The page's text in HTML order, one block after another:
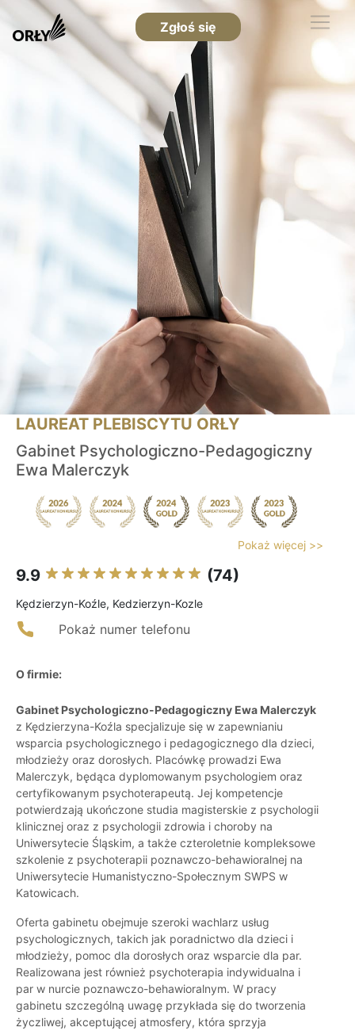
Zgłoś się
LAUREAT PLEBISCYTU ORŁY
Gabinet Psychologiczno-Pedagogiczny
Ewa Malerczyk
Pokaż więcej >>
9.9 (74)
Kędzierzyn-Koźle, Kedzierzyn-Kozle
Pokaż numer telefonu
O firmie:
Gabinet Psychologiczno-Pedagogiczny Ewa Malerczyk
z Kędzierzyna-Koźla specjalizuje się w zapewnianiu
wsparcia psychologicznego i pedagogicznego dla dzieci,
młodzieży oraz dorosłych. Placówkę prowadzi Ewa
Malerczyk, będąca dyplomowanym psychologiem oraz
certyfikowanym psychoterapeutą. Jej kompetencje
potwierdzają ukończone studia magisterskie z psychologii
klinicznej oraz z psychologii zdrowia i choroby na
Uniwersytecie Śląskim, a także czteroletnie kompleksowe
szkolenie z psychoterapii poznawczo-behawioralnej na
Uniwersytecie Humanistyczno-Społecznym SWPS w
Katowicach.
Oferta gabinetu obejmuje szeroki wachlarz usług
psychologicznych, takich jak poradnictwo dla dzieci i
młodzieży, pomoc dla dorosłych oraz wsparcie dla par.
Realizowana jest również psychoterapia indywidualna i
par w nurcie poznawczo-behawioralnym. W pracy
gabinetu szczególną uwagę przykłada się do tworzenia
życzliwej, akceptującej atmosfery, która sprzyja